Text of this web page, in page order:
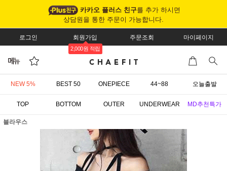
카카오 플러스 친구를 추가 하시면
상담원을 통한 주문이 가능합니다.
로그인 회원가입
2,000원 적립
주문조회 마이페이지
NEW 5% BEST 50 ONEPIECE 44~88 오늘출발
TOP BOTTOM OUTER UNDERWEAR MD추천특가
블라우스